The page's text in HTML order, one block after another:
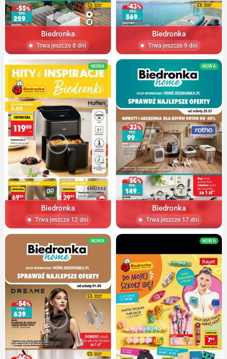
Biedronka
Trwa jeszcze 8 dni
Biedronka
Trwa jeszcze 9 dni
NOWA
Biedronka
Trwa jeszcze 12 dni
NOWA
Biedronka
Trwa jeszcze 17 dni
NOWA NOWA